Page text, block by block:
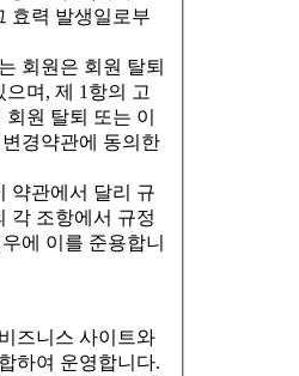
효력 발생일로부
회원은 회원 탈퇴
며, 제 1항의 고
원 탈퇴 또는 이
경약관에 동의한
약관에서 달리 규
각 조항에서 규정
에 이를 준용합니
즈니스 사이트와
하여 운영합니다.